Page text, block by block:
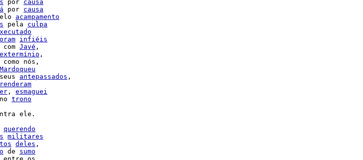
por causa
por causa
acampamento
pela culpa
infiéis
com Javé ,
extermínio ,
Mardoqueu
antepassados ,
, esmaguei
trono
ele.
querendo
militares
deles ,
de sumo